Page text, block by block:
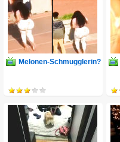
Melonen-Schmugglerin?